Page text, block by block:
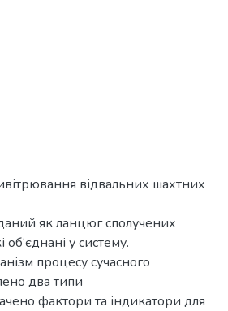
відвальних шахтних
як ланцюг сполучених
об‘єднані у систему.
процесу сучасного
два типи
фактори та індикатори для